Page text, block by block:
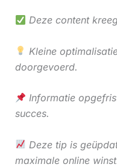
Deze content
Kleine
doorgevoerd.
Informatie
succes.
Deze tip is
maximale online